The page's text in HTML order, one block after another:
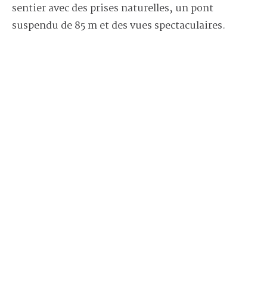
sentier avec des prises naturelles, un pont
suspendu de 85 m et des vues spectaculaires.